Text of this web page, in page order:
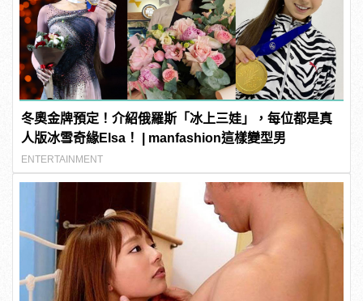
冬奧金牌預定！介紹俄羅斯「冰上三娃」，每位都是真
人版冰雪奇緣Elsa！ | manfashion這樣變型男
ENTERTAINMENT